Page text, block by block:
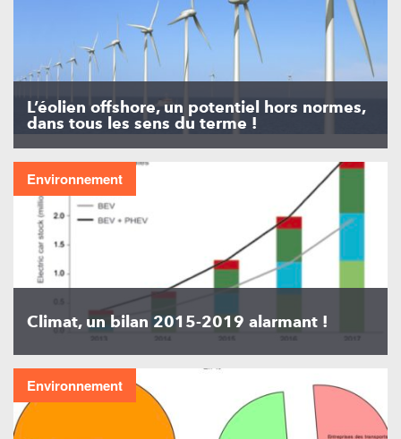
L’éolien offshore, un potentiel hors normes,
dans tous les sens du terme !
Environnement
Climat, un bilan 2015-2019 alarmant !
Environnement